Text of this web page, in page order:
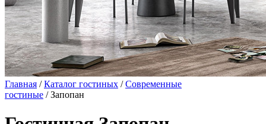
Главная /Каталог гостиных /Современные
гостиные / Запопан